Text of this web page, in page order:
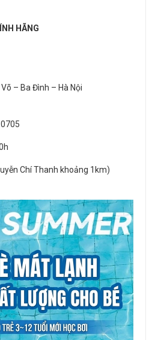
HÃNG
– Ba Đình – Hà Nội
Chí Thanh khoảng 1km)